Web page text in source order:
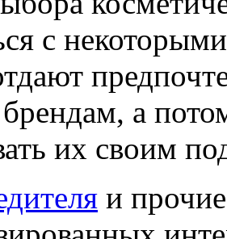
с
а
их своим
и